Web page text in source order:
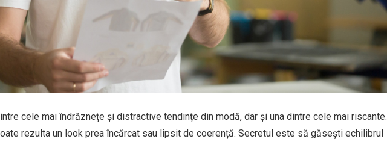
cele mai îndrăznețe și distractive tendințe din modă, dar și una dintre cele mai riscante.
rezulta un look prea încărcat sau lipsit de coerență. Secretul este să găsești echilibrul